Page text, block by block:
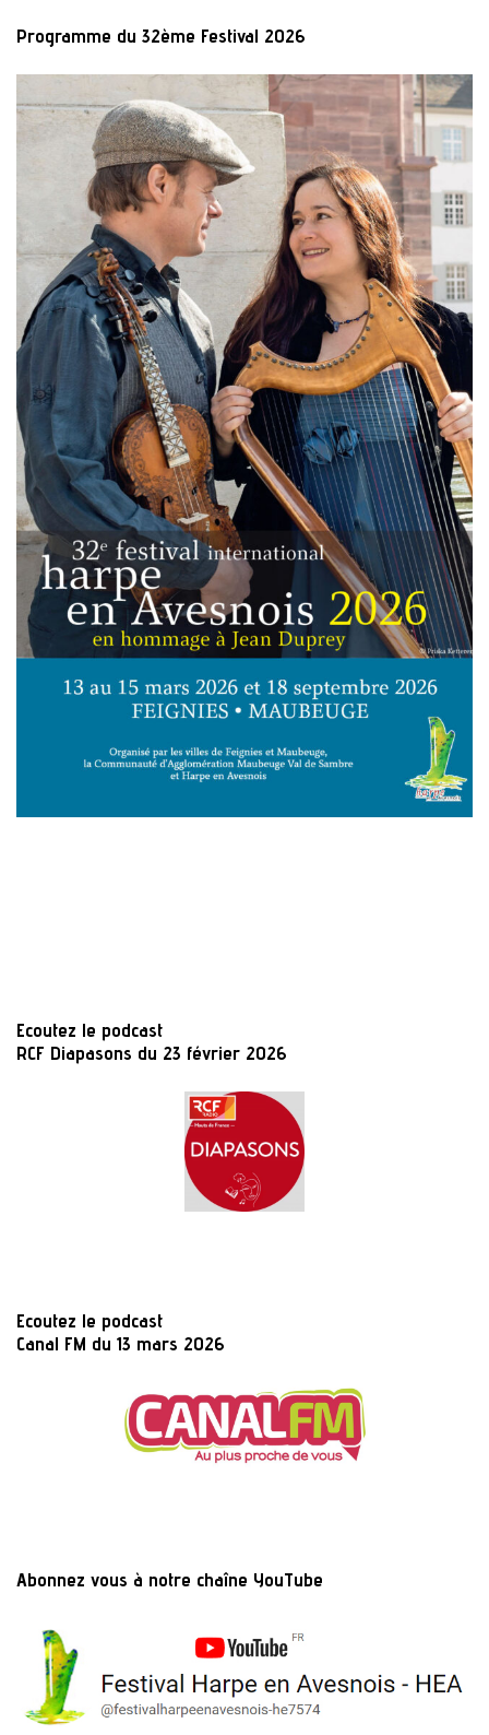
Programme du 32ème Festival 2026
Ecoutez le podcast
RCF Diapasons du 23 février 2026
Ecoutez le podcast
Canal FM du 13 mars 2026
Abonnez vous à notre chaîne YouTube